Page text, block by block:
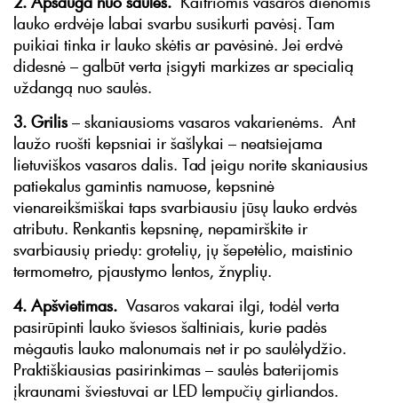
lauko erdvėje labai svarbu susikurti pavėsį. Tam
puikiai tinka ir lauko skėtis ar pavėsinė. Jei erdvė
didesnė – galbūt verta įsigyti markizes ar specialią
uždangą nuo saulės.
3. Grilis– skaniausioms vasaros vakarienėms. Ant
laužo ruošti kepsniai ir šašlykai – neatsiejama
lietuviškos vasaros dalis. Tad jeigu norite skaniausius
patiekalus gamintis namuose, kepsninė
vienareikšmiškai taps svarbiausiu jūsų lauko erdvės
atributu. Renkantis kepsninę, nepamirškite ir
svarbiausių priedų: grotelių, jų šepetėlio, maistinio
termometro, pjaustymo lentos, žnyplių.
4. Apšvietimas. Vasaros vakarai ilgi, todėl verta
pasirūpinti lauko šviesos šaltiniais, kurie padės
mėgautis lauko malonumais net ir po saulėlydžio.
Praktiškiausias pasirinkimas – saulės baterijomis
įkraunami šviestuvai ar LED lempučių girliandos.